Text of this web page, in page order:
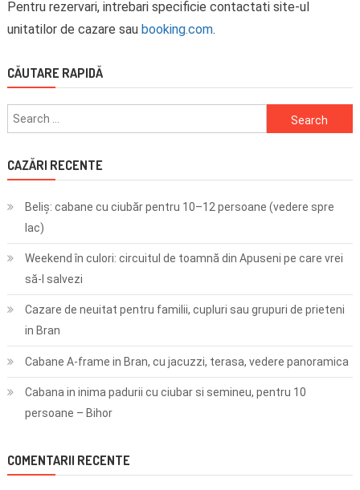
Pentru rezervari, intrebari specificie contactati site-ul
unitatilor de cazare sau booking.com.
CĂUTARE RAPIDĂ
Search
for:
CAZĂRI RECENTE
Beliș: cabane cu ciubăr pentru 10–12 persoane (vedere spre
lac)
Weekend în culori: circuitul de toamnă din Apuseni pe care vrei
să-l salvezi
Cazare de neuitat pentru familii, cupluri sau grupuri de prieteni
in Bran
Cabane A-frame in Bran, cu jacuzzi, terasa, vedere panoramica
Cabana in inima padurii cu ciubar si semineu, pentru 10
persoane – Bihor
COMENTARII RECENTE